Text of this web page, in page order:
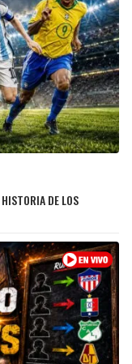
DE LOS